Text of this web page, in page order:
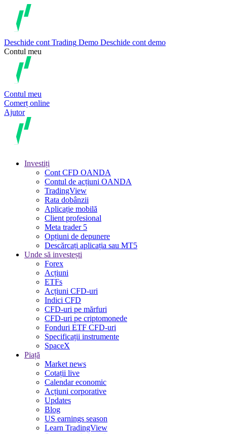
Deschide cont Trading Demo Deschide cont demo
Contul meu
Contul meu
Comerț online
Ajutor
Investiți
Cont CFD OANDA
Contul de acțiuni OANDA
TradingView
Rata dobânzii
Aplicație mobilă
Client profesional
Meta trader 5
Opțiuni de depunere
Descărcați aplicația sau MT5
Unde să investești
Forex
Acțiuni
ETFs
Acțiuni CFD-uri
Indici CFD
CFD-uri pe mărfuri
CFD-uri pe criptomonede
Fonduri ETF CFD-uri
Specificații instrumente
SpaceX
Piață
Market news
Cotații live
Calendar economic
Acțiuni corporative
Updates
Blog
US earnings season
Learn TradingView